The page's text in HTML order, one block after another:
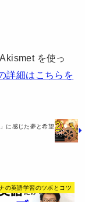
を使っ
詳細はこちらを
に感じた夢と希望
の英語学習のツボとコツ